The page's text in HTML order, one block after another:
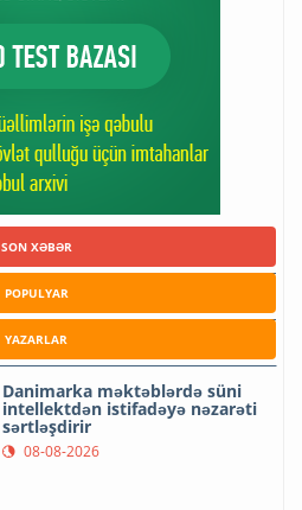
SON XƏBƏR
POPULYAR
YAZARLAR
Danimarka məktəblərdə süni
intellektdən istifadəyə nəzarəti
sərtləşdirir
08-08-2026